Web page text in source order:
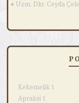
♦ Uzm. Dkt. Ceyda
Kekemelik 1
Apraksi 1